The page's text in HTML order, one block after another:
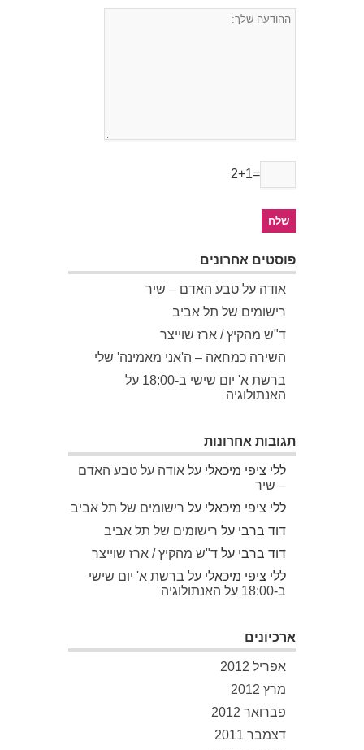
2+1=
פוסטים אחרונים
אודה על טבע האדם – שיר
רישומים של תל אביב
ד"ש מהקיץ / ארז שוייצר
השירה כמחאה – ה'אני מאמינה' שלי
ברשת א' יום שישי ב-18:00 על
האנתולוגיה
תגובות אחרונות
ללי ציפי מיכאלי על אודה על טבע האדם
– שיר
ללי ציפי מיכאלי על רישומים של תל אביב
דוד ברבי על רישומים של תל אביב
דוד ברבי על ד"ש מהקיץ / ארז שוייצר
ללי ציפי מיכאלי על ברשת א' יום שישי
ב-18:00 על האנתולוגיה
ארכיונים
אפריל 2012
מרץ 2012
פברואר 2012
דצמבר 2011